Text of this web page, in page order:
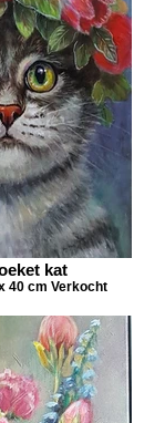
kat
40 cm Verkocht